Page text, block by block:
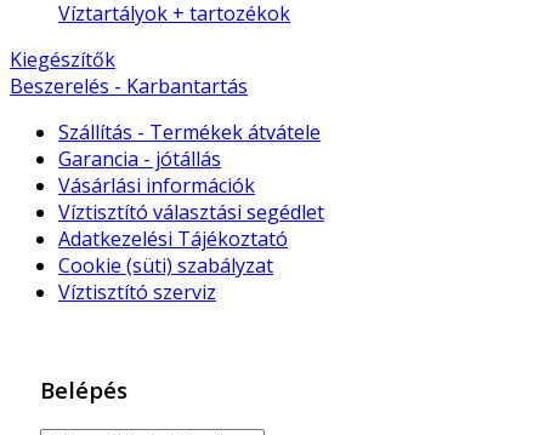
Víztartályok + tartozékok
Kiegészítők
Beszerelés - Karbantartás
Szállítás - Termékek átvátele
Garancia - jótállás
Vásárlási információk
Víztisztító választási segédlet
Adatkezelési Tájékoztató
Cookie (süti) szabályzat
Víztisztító szerviz
Belépés